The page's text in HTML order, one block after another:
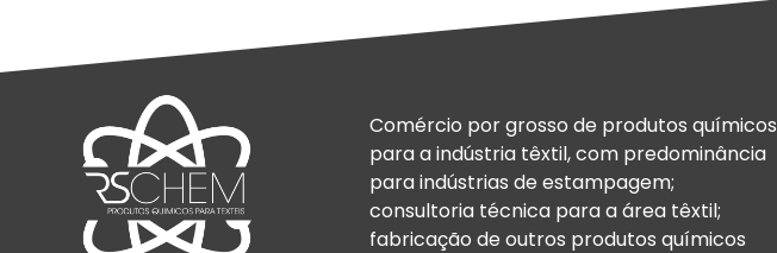
Comércio por grosso de produtos químicos
para a indústria têxtil, com predominância
para indústrias de estampagem;
consultoria técnica para a área têxtil;
fabricação de outros produtos químicos